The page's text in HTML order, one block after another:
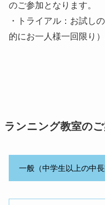
のご参加となります。
・トライアル：お試し
的にお一人様一回限り）
ランニング教室の
一般（中学生以上の中